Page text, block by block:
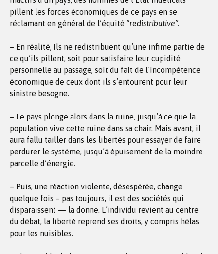
pillent les forces économiques de ce pays en se
réclamant en général de l’équité “redistributive”.
– En réalité, Ils ne redistribuent qu’une infime partie de
ce qu’ils pillent, soit pour satisfaire leur cupidité
personnelle au passage, soit du fait de l’incompétence
économique de ceux dont ils s’entourent pour leur
sinistre besogne.
– Le pays plonge alors dans la ruine, jusqu’à ce que la
population vive cette ruine dans sa chair. Mais avant, il
aura fallu tailler dans les libertés pour essayer de faire
perdurer le système, jusqu’à épuisement de la moindre
parcelle d’énergie.
– Puis, une réaction violente, désespérée, change
quelque fois – pas toujours, il est des sociétés qui
disparaissent — la donne. L’individu revient au centre
du débat, la liberté reprend ses droits, y compris hélas
pour les nuisibles.